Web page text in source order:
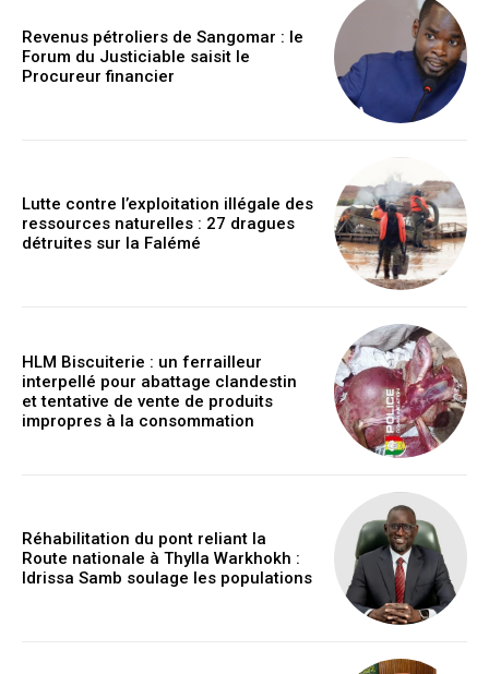
Revenus pétroliers de Sangomar : le
Forum du Justiciable saisit le
Procureur financier
Lutte contre l’exploitation illégale des
ressources naturelles : 27 dragues
détruites sur la Falémé
HLM Biscuiterie : un ferrailleur
interpellé pour abattage clandestin
et tentative de vente de produits
impropres à la consommation
Réhabilitation du pont reliant la
Route nationale à Thylla Warkhokh :
Idrissa Samb soulage les populations